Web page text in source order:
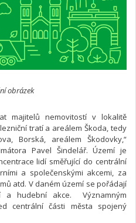
obrázek
majitelů nemovitostí v lokalitě
tratí a areálem Škoda, tedy
Borská, areálem Škodovky,“
Pavel Šindelář. Území je
lidí směřující do centrální
a společenskými akcemi, za
atd. V daném území se pořádají
a hudební akce. Významným
centrální části města spojený